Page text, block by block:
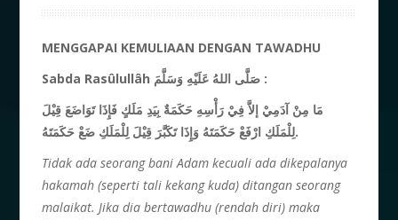
MENGGAPAI KEMULIAAN DENGAN TAWADHU
Sabda Rasûlullâh صَلَّى اللهُ عَلَيْهِ وَسَلَّمَ :
مَا مِنْ آدَمِيْ إلاَّ فِيْ رَأْسِهِ حَكَمَةٌ بِيَدِ مَلَكٍ فَإِذَا تَوَاضَعَ قِيْلَ
لِلْمَلَكِ ارْفَعْ حَكَمَتَهُ وَإِذَا تَكَبَّرَ قِيْلَ لِلْمَلَكِ ضَعْ حَكَمَتَهُ.
Tidak ada seorang bani Adam kecuali ada dikepalanya
hakamah (seperti tali kekang kuda) ditangan seorang
malaikat. Jika dia bertawadhu (rendah diri) maka